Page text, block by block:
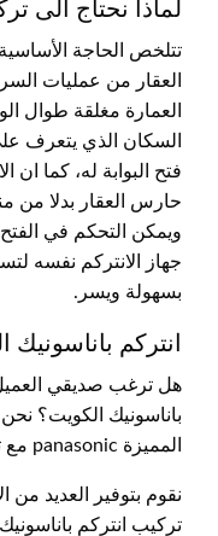
لماذا نحتاج الى
تتلخص الحاجة
العقار من عمليات
العمارة مغلقة طوال
السكان الذي يتعرف
فتح البوابة له، كما
حارس العقار بدلا من
ويمكن التحكم في الفتح
جهاز الانتركم نفسه
بسهولة ويسر.
انتركم باناسونيك
هل ترغب صديقي العميل
باناسونيك الكويت؟ نحن
المميزة panasonic مع تامين كل خدماتها.
نقوم بتوفير العديد
تركيب انتركم باناسونيك panasonic حيث نعمل على: